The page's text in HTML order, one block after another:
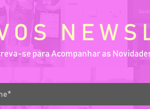
se para Acompanhar as